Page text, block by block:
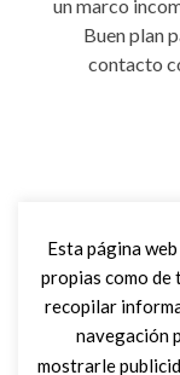
un marco
Buen plan
contacto
Esta página
propias como de
recopilar
navegación
mostrarle